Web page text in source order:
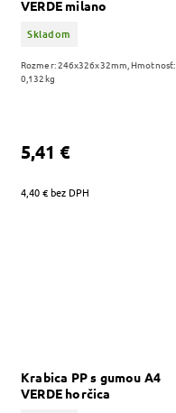
VERDE milano
Skladom
4,40 € bez DPH
5,41 €
Rozmer: 246x326x32mm, Hmotnosť:
0,132kg
Krabica PP s gumou A4
VERDE horčica